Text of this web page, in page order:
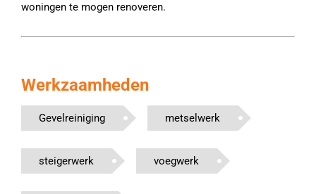
woningen te mogen renoveren.
Werkzaamheden
Gevelreiniging metselwerk
steigerwerk voegwerk